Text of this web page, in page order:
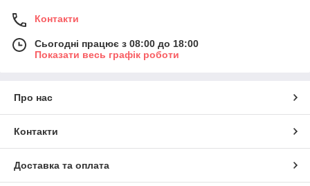
Контакти
Сьогодні працює з 08:00 до 18:00
Показати весь графік роботи
Про нас
Контакти
Доставка та оплата